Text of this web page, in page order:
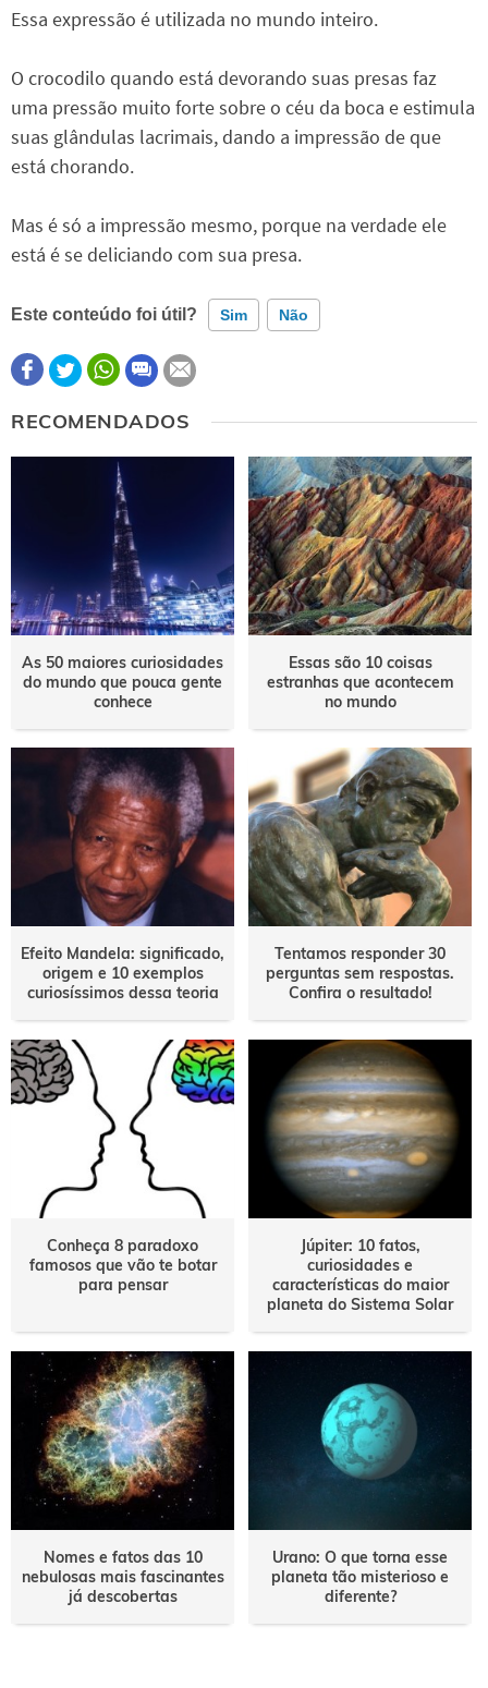
Essa expressão é utilizada no mundo inteiro.
O crocodilo quando está devorando suas presas faz
uma pressão muito forte sobre o céu da boca e estimula
suas glândulas lacrimais, dando a impressão de que
está chorando.
Mas é só a impressão mesmo, porque na verdade ele
está é se deliciando com sua presa.
Este conteúdo foi útil? Sim Não
Este conteúdo contém informação incorreta
Este conteúdo não tem a informação que procuro
RECOMENDADOS
As 50 maiores curiosidades
do mundo que pouca gente
conhece
Essas são 10 coisas
estranhas que acontecem
no mundo
Efeito Mandela: significado,
origem e 10 exemplos
curiosíssimos dessa teoria
Tentamos responder 30
perguntas sem respostas.
Confira o resultado!
Conheça 8 paradoxo
famosos que vão te botar
para pensar
Júpiter: 10 fatos,
curiosidades e
características do maior
planeta do Sistema Solar
Nomes e fatos das 10
nebulosas mais fascinantes
já descobertas
Urano: O que torna esse
planeta tão misterioso e
diferente?